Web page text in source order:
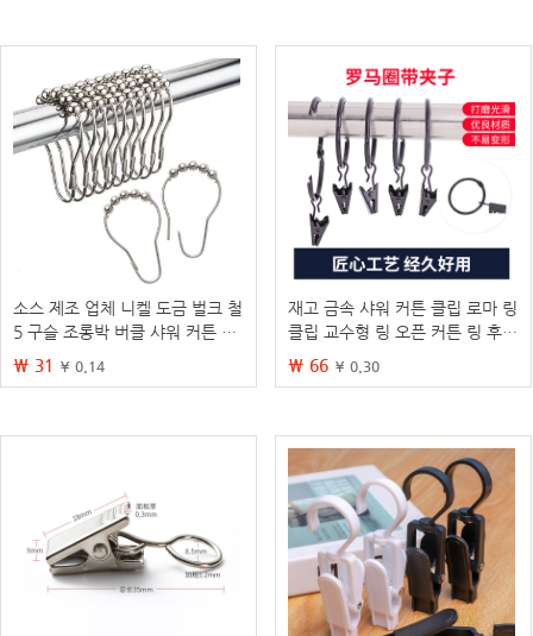
소스 제조 업체 니켈 도금 벌크 철
5 구슬 조롱박 버클 샤워 커튼 후
크 커튼 후크 샤워 커튼 링 욕실
용품
₩ 31 ¥ 0.14
재고 금속 샤워 커튼 클립 로마 링
클립 교수형 링 오픈 커튼 링 후크
커튼 클립 액세서리
₩ 66 ¥ 0.30